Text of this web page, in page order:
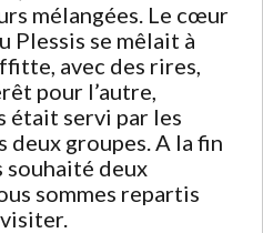
mélangées. Le cœur
Plessis se mêlait à
avec des rires,
pour l’autre,
était servi par les
deux groupes. A la fin
souhaité deux
sommes repartis